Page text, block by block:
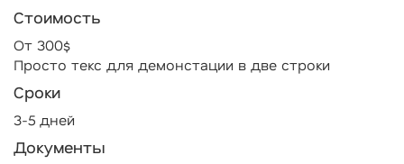
Стоимость
От 300$
Просто текс для демонстации в две строки
Сроки
3-5 дней
Документы